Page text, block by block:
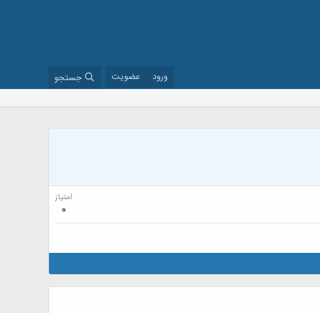
ورود عضویت جستجو
امتیاز
0